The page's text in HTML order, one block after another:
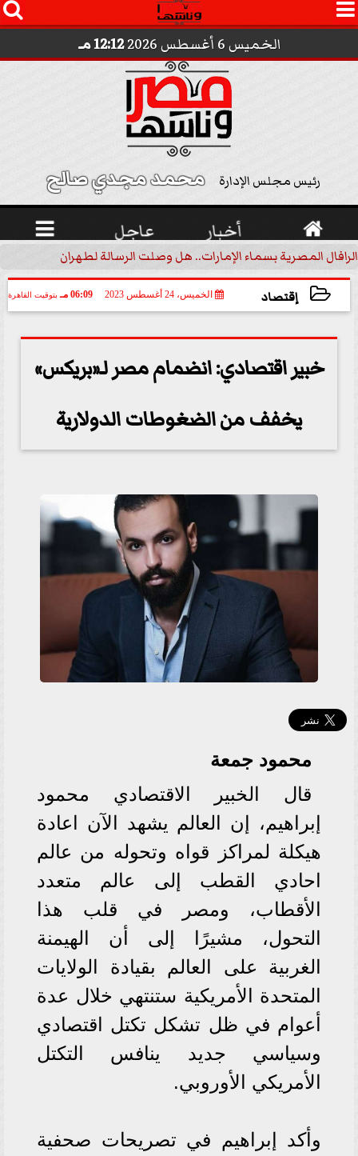
 
الخميس 6 أغسطس 2026 12:12 مـ
رئيس مجلس الإدارة محمد مجدي صالح
 أخبار عاجل 
الرافال المصرية بسماء الإمارات.. هل وصلت الرسالة لطهران؟..
إقتصاد الخميس، 24 أغسطس 2023 06:09 مـ بتوقيت القاهرة
خبير اقتصادي: انضمام مصر لـ«بريكس»
يخفف من الضغوطات الدولارية
محمود جمعة
قال الخبير الاقتصادي محمود
إبراهيم، إن العالم يشهد الآن اعادة
هيكلة لمراكز قواه وتحوله من عالم
احادي القطب إلى عالم متعدد
الأقطاب، ومصر في قلب هذا
التحول، مشيرًا إلى أن الهيمنة
الغربية على العالم بقيادة الولايات
المتحدة الأمريكية ستنتهي خلال عدة
أعوام في ظل تشكل تكتل اقتصادي
وسياسي جديد ينافس التكتل
الأمريكي الأوروبي.
وأكد إبراهيم في تصريحات صحفية